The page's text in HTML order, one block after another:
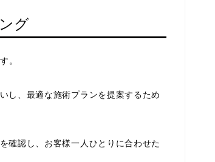
グ
。
し、最適な施術プランを提案するため
確認し、お客様一人ひとりに合わせた